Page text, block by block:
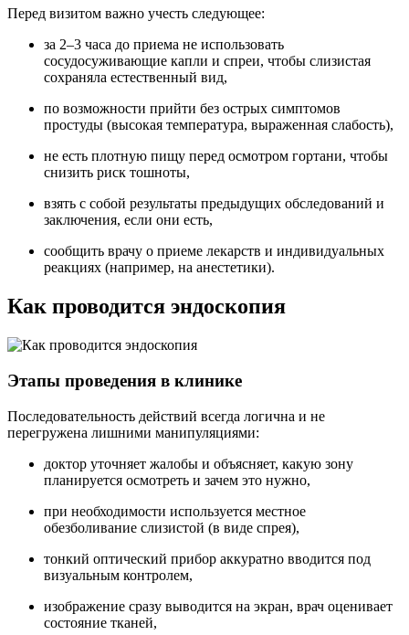
Перед визитом важно учесть следующее:
за 2–3 часа до приема не использовать
сосудосуживающие капли и спреи, чтобы слизистая
сохраняла естественный вид,
по возможности прийти без острых симптомов
простуды (высокая температура, выраженная слабость),
не есть плотную пищу перед осмотром гортани, чтобы
снизить риск тошноты,
взять с собой результаты предыдущих обследований и
заключения, если они есть,
сообщить врачу о приеме лекарств и индивидуальных
реакциях (например, на анестетики).
Как проводится эндоскопия
Этапы проведения в клинике
Последовательность действий всегда логична и не
перегружена лишними манипуляциями:
доктор уточняет жалобы и объясняет, какую зону
планируется осмотреть и зачем это нужно,
при необходимости используется местное
обезболивание слизистой (в виде спрея),
тонкий оптический прибор аккуратно вводится под
визуальным контролем,
изображение сразу выводится на экран, врач оценивает
состояние тканей,